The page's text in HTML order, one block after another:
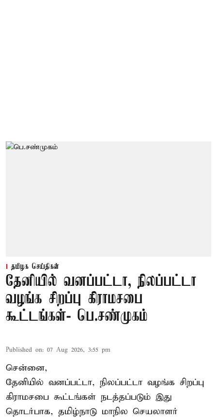
தமிழக செய்திகள்
தேனியில் வனப்பட்டா, நிலப்பட்டா
வழங்க சிறப்பு கிராமசபை
கூட்டங்கள்- பெ.சண்முகம்
Published on: 07 Aug 2026, 3:55 pm
சென்னை,
தேனியில் வனப்பட்டா, நிலப்பட்டா வழங்க சிறப்பு
கிராமசபை கூட்டங்கள் நடத்தப்படும் இது
தொடர்பாக, தமிழ்நாடு மாநில செயலாளர்